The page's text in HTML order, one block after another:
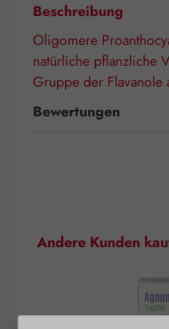
Beschreibung
Oligomere
natürliche pflanzliche
Gruppe der
Bewertungen
Produktgalerie überspringen
Andere Kunden